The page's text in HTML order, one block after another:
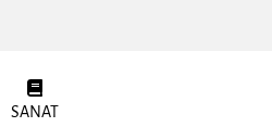
SANAT